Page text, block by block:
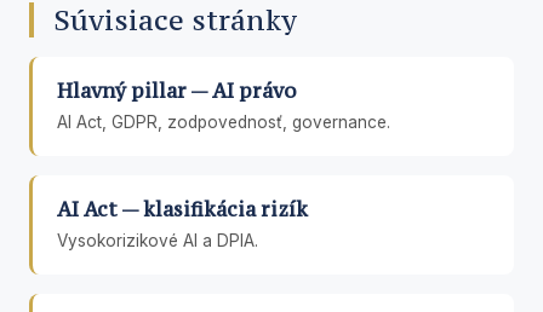
Súvisiace stránky
Hlavný pillar — AI právo
AI Act, GDPR, zodpovednosť, governance.
AI Act — klasifikácia rizík
Vysokorizikové AI a DPIA.